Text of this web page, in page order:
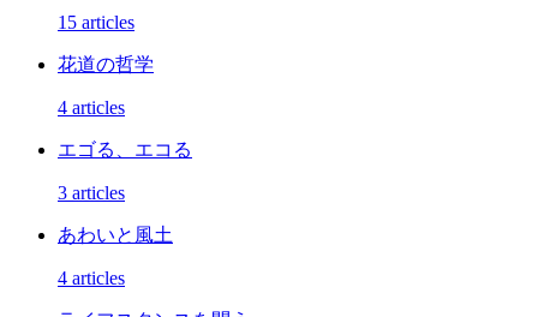
15 articles
花道の哲学
4 articles
エゴる、エコる
3 articles
あわいと風土
4 articles